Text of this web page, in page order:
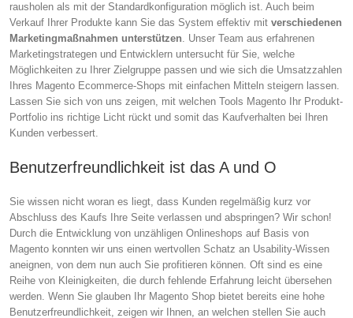
rausholen als mit der Standardkonfiguration möglich ist. Auch beim
Verkauf Ihrer Produkte kann Sie das System effektiv mit verschiedenen
Marketingmaßnahmen unterstützen. Unser Team aus erfahrenen
Marketingstrategen und Entwicklern untersucht für Sie, welche
Möglichkeiten zu Ihrer Zielgruppe passen und wie sich die Umsatzzahlen
Ihres Magento Ecommerce-Shops mit einfachen Mitteln steigern lassen.
Lassen Sie sich von uns zeigen, mit welchen Tools Magento Ihr Produkt-
Portfolio ins richtige Licht rückt und somit das Kaufverhalten bei Ihren
Kunden verbessert.
Benutzerfreundlichkeit ist das A und O
Sie wissen nicht woran es liegt, dass Kunden regelmäßig kurz vor
Abschluss des Kaufs Ihre Seite verlassen und abspringen? Wir schon!
Durch die Entwicklung von unzähligen Onlineshops auf Basis von
Magento konnten wir uns einen wertvollen Schatz an Usability-Wissen
aneignen, von dem nun auch Sie profitieren können. Oft sind es eine
Reihe von Kleinigkeiten, die durch fehlende Erfahrung leicht übersehen
werden. Wenn Sie glauben Ihr Magento Shop bietet bereits eine hohe
Benutzerfreundlichkeit, zeigen wir Ihnen, an welchen stellen Sie auch